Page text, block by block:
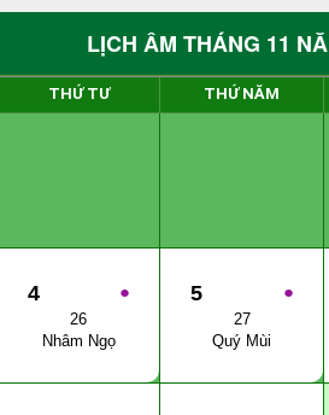
LỊCH ÂM THÁNG 11
THỨ TƯ THỨ NĂM
●
4
26
Nhâm Ngọ
●
5
27
Quý Mùi